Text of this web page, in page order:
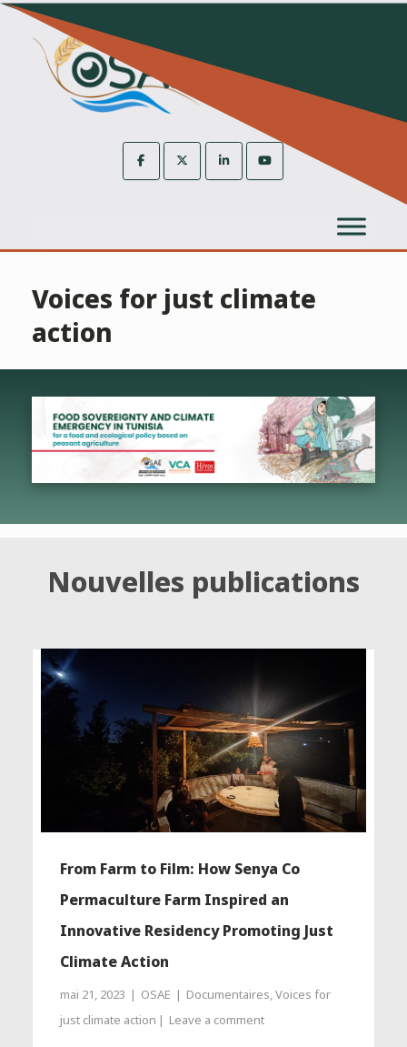
Skip
content
Voices for just climate
action
Nouvelles publications
From Farm to Film: How Senya Co
Permaculture Farm Inspired an
Innovative Residency Promoting Just
Climate Action
mai 21, 2023 OSAE Documentaires,Voices for
just climate action Leave a comment